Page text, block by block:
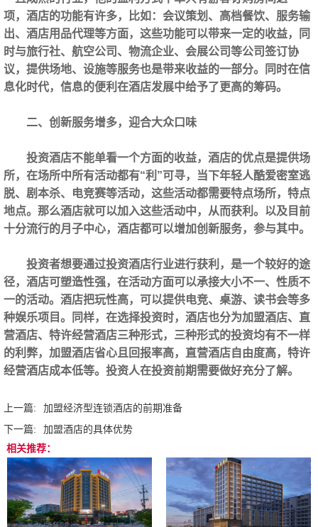
项，酒店的功能有许多，比如：会议策划、高档餐饮、服务输
出、酒店用品代理等方面，这些功能可以带来一定的收益，同
时与旅行社、航空公司、物流企业、会展公司等公司签订协
议，提供场地、设施等服务也是带来收益的一部分。同时在信
息化时代，信息的便利在酒店发展中给予了更高的筹码。
二、创新服务增多，迎合大众口味
投资酒店不能单看一个方面的收益，酒店的优点是提供场
所，在场所中所有活动都有“利”可寻，当下年轻人酷爱密室逃
脱、剧本杀、电竞赛等活动，这些活动都需要特点场所，特点
地点。那么酒店就可以加入这些活动中，从而获利。以及目前
十分流行的月子中心，酒店都可以增加创新服务，参与其中。
投资者想要通过投资酒店行业进行获利，是一个较好的途
径，酒店可塑造性强，在活动方面可以承接大小不一、性质不
一的活动。酒店把玩性高，可以提供电竞、桌游、读书会等多
种娱乐项目。同样，在选择投资时，酒店也分为加盟酒店、直
营酒店、特许经营酒店三种形式，三种形式的投资均有不一样
的利弊，加盟酒店省心且回报率高，直营酒店自由度高，特许
经营酒店成本低等。投资人在投资前期需要做好充分了解。
上一篇:
加盟经济型连锁酒店的前期准备
下一篇:
加盟酒店的具体优势
相关推荐：